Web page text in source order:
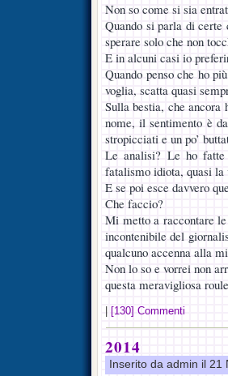
Non so come si sia
Quando si parla di certe
sperare solo che non
E in alcuni casi io
Quando penso che ho
voglia, scatta quasi
Sulla bestia, che ancora
nome, il sentimento è
stropicciati e un po’
Le analisi? Le ho
fatalismo idiota, quasi la
E se poi esce davvero
Che faccio?
Mi metto a raccontare
incontenibile del
qualcuno accenna alla
Non lo so e vorrei non
questa meravigliosa
[130] Commenti
2014
Inserito da admin il